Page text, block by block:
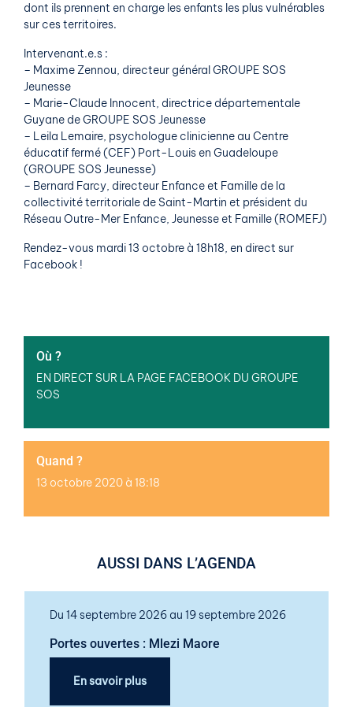
dont ils prennent en charge les enfants les plus vulnérables
sur ces territoires.
Intervenant.e.s :
– Maxime Zennou, directeur général GROUPE SOS
Jeunesse
– Marie-Claude Innocent, directrice départementale
Guyane de GROUPE SOS Jeunesse
– Leila Lemaire, psychologue clinicienne au Centre
éducatif fermé (CEF) Port-Louis en Guadeloupe
(GROUPE SOS Jeunesse)
– Bernard Farcy, directeur Enfance et Famille de la
collectivité territoriale de Saint-Martin et président du
Réseau Outre-Mer Enfance, Jeunesse et Famille (ROMEFJ)
Rendez-vous mardi 13 octobre à 18h18, en direct sur
Facebook !
Où ?
EN DIRECT SUR LA PAGE FACEBOOK DU GROUPE
SOS
Quand ?
13 octobre 2020 à 18:18
AUSSI DANS L’AGENDA
Du 14 septembre 2026 au 19 septembre 2026
Portes ouvertes : Mlezi Maore
En savoir plus